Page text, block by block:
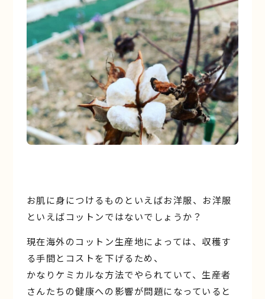
お肌に身につけるものといえばお洋服、お洋服
といえばコットンではないでしょうか？
現在海外のコットン生産地によっては、収穫す
る手間とコストを下げるため、
かなりケミカルな方法でやられていて、生産者
さんたちの健康への影響が問題になっていると